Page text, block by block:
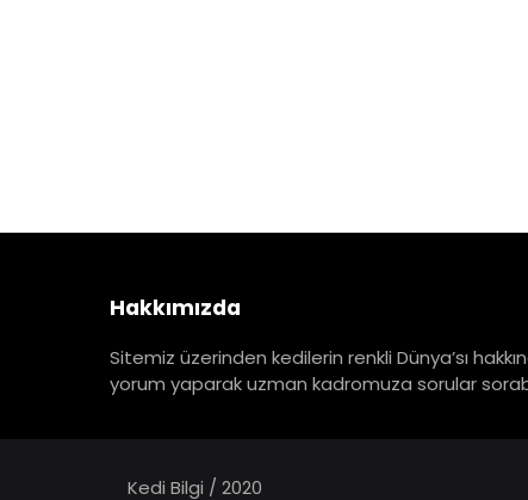
Hakkımızda
Sitemiz üzerinden kedilerin renkli Dünya’sı
yorum yaparak uzman kadromuza sorular
Kedi Bilgi / 2020